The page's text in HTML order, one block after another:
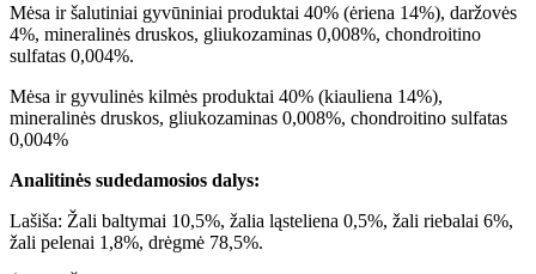
Mėsa ir šalutiniai gyvūniniai produktai 40% (ėriena 14%), daržovės
4%, mineralinės druskos, gliukozaminas 0,008%, chondroitino
sulfatas 0,004%.
Mėsa ir gyvulinės kilmės produktai 40% (kiauliena 14%),
mineralinės druskos, gliukozaminas 0,008%, chondroitino sulfatas
0,004%
Analitinės sudedamosios dalys:
Lašiša: Žali baltymai 10,5%, žalia ląsteliena 0,5%, žali riebalai 6%,
žali pelenai 1,8%, drėgmė 78,5%.